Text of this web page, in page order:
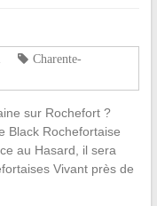
Charente-
sur Rochefort ?
Black Rochefortaise
au Hasard, il sera
Vivant près de